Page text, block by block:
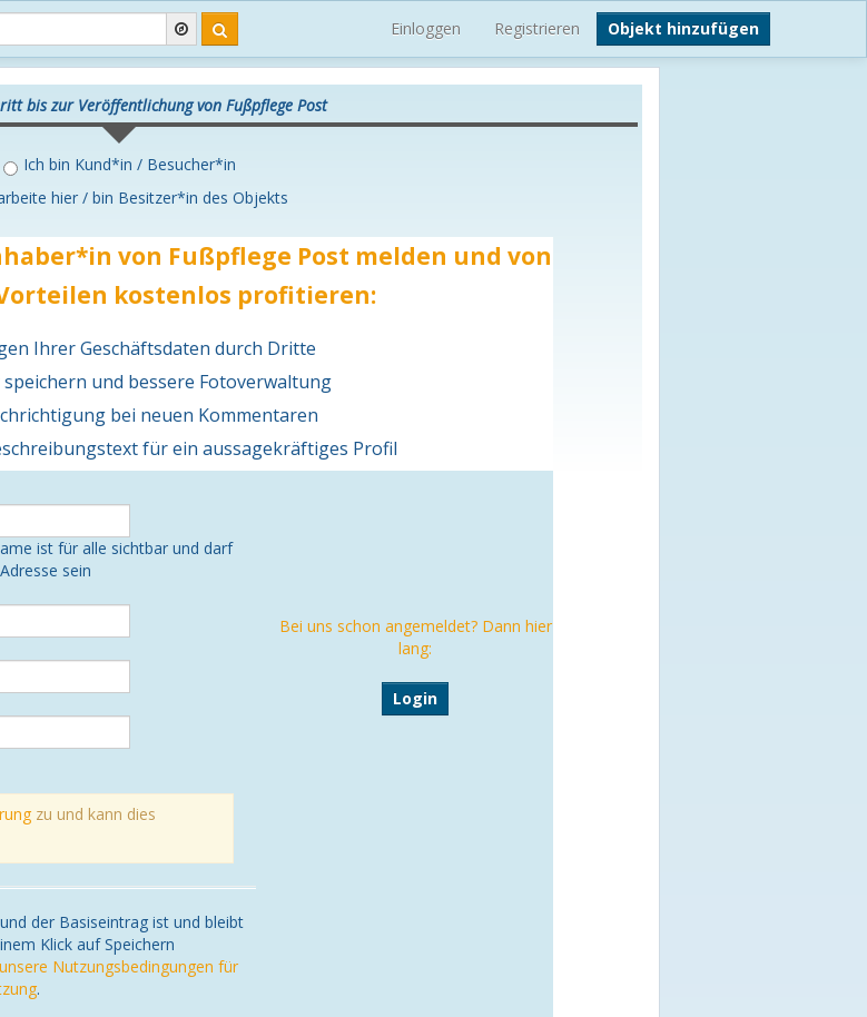
Einloggen Registrieren Objekt hinzufügen
bis zur Veröffentlichung von Fußpflege Post
Ich bin Kund*in / Besucher*in
hier / bin Besitzer*in des Objekts
von Fußpflege Post melden und von
kostenlos profitieren:
Ihrer Geschäftsdaten durch Dritte
und bessere Fotoverwaltung
bei neuen Kommentaren
für ein aussagekräftiges Profil
ist für alle sichtbar und darf
sein
zu und kann dies
der Basiseintrag ist und bleibt
Klick auf Speichern
unsere Nutzungsbedingungen für
.
Bei uns schon angemeldet? Dann hier
lang:
Login